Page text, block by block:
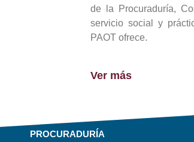
de la Procuraduría,
servicio social y
PAOT ofrece.
Ver más
PROCURADURÍA